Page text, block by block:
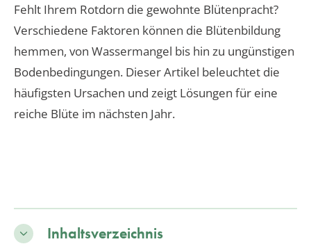
Fehlt Ihrem Rotdorn die gewohnte Blütenpracht?
Verschiedene Faktoren können die Blütenbildung
hemmen, von Wassermangel bis hin zu ungünstigen
Bodenbedingungen. Dieser Artikel beleuchtet die
häufigsten Ursachen und zeigt Lösungen für eine
reiche Blüte im nächsten Jahr.
Inhaltsverzeichnis